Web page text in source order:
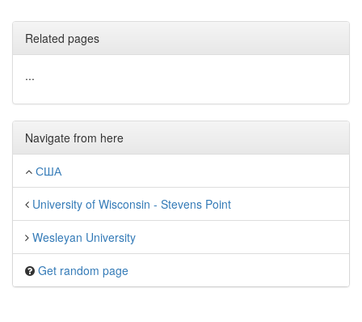
Related pages
...
Navigate from here
США
University of Wisconsin - Stevens Point
Wesleyan University
Get random page